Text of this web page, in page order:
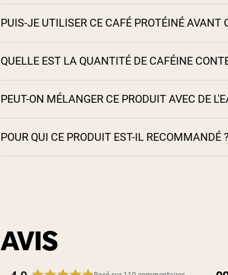
PUIS-JE UTILISER CE CAFÉ PROTÉINÉ
QUELLE EST LA QUANTITÉ DE CAFÉINE
PEUT-ON MÉLANGER CE PRODUIT AVEC DE
POUR QUI CE PRODUIT EST-IL RECOMMANDÉ ?
AVIS